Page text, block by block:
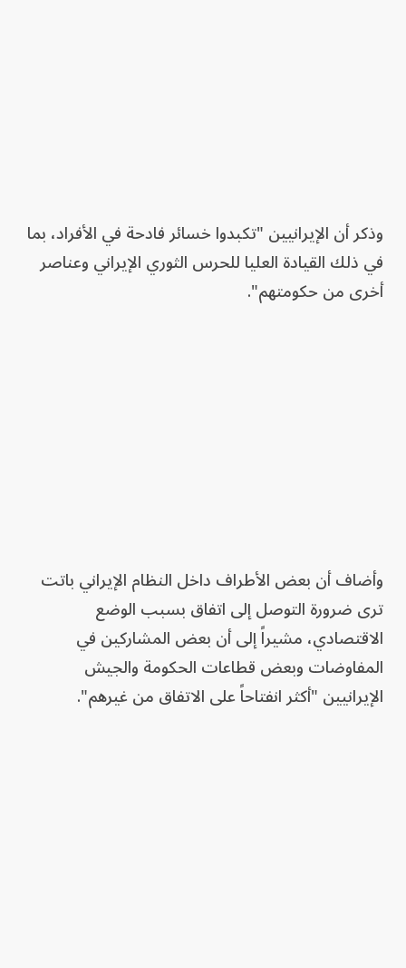
وذكر أن الإيرانيين "تكبدوا خسائر فادحة في الأفراد، بما
في ذلك القيادة العليا للحرس الثوري الإيراني وعناصر
أخرى من حكومتهم".
وأضاف أن بعض الأطراف داخل النظام الإيراني باتت
ترى ضرورة التوصل إلى اتفاق بسبب الوضع
الاقتصادي، مشيراً إلى أن بعض المشاركين في
المفاوضات وبعض قطاعات الحكومة والجيش
الإيرانيين "أكثر انفتاحاً على الاتفاق من غيرهم".